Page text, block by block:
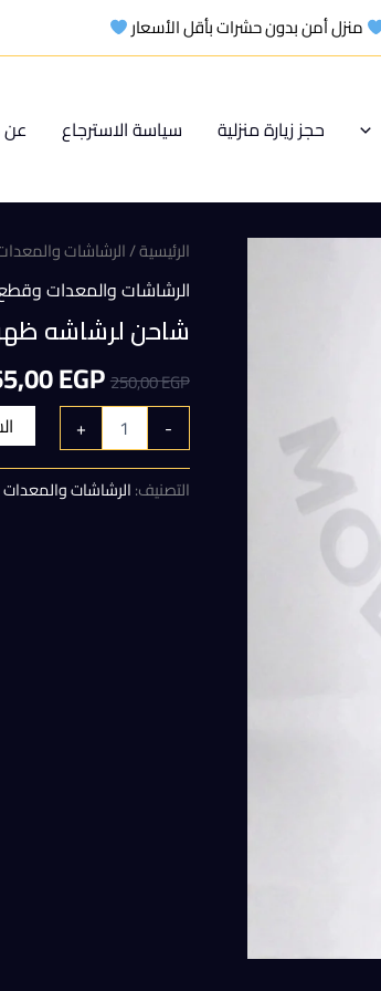
منزل أمن بدون حشرات بأقل الأسعار
حجز زيارة منزلية سياسة الاسترجاع عن
الرئيسية/الرشاشات
الرشاشات والمعدات وقطع
شاحن لرشاشه ظهريه 20 لتر
250,00EGP
السعر
الأصلي
هو:
250,00 EGP.
EGP
-
+
التصنيف:الرشاشات والمعدات